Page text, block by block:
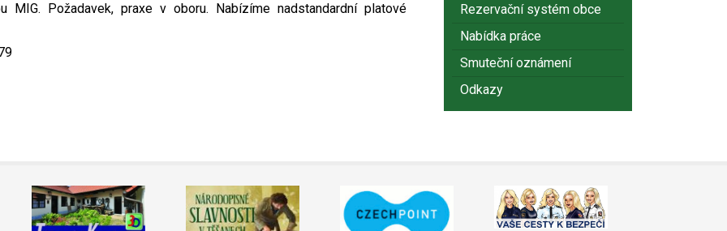
Požadavek, praxe v oboru. Nabízíme nadstandardní platové
Rezervační systém obce
Nabídka práce
Smuteční oznámení
Odkazy